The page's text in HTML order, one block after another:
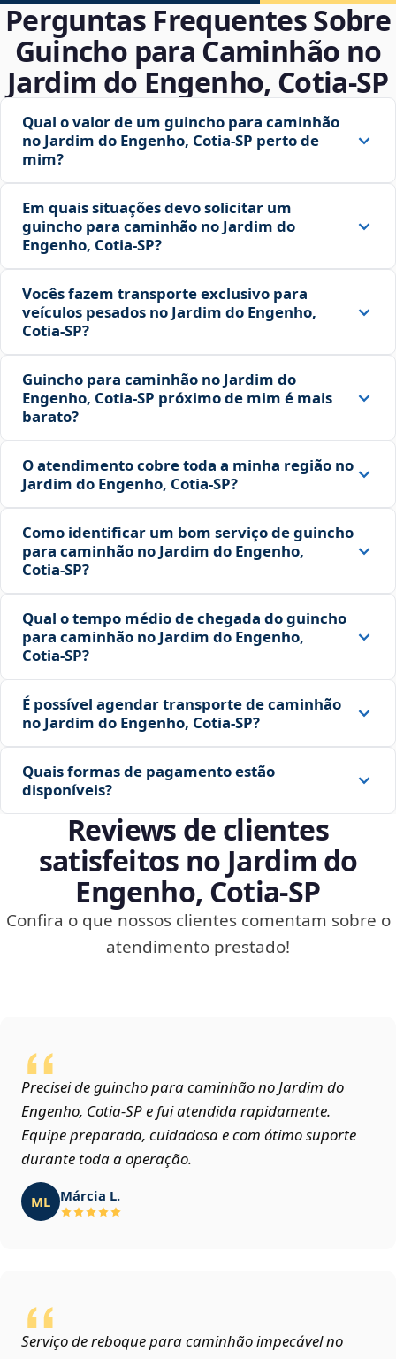
Perguntas Frequentes Sobre
Guincho para Caminhão no
Jardim do Engenho, Cotia‑SP
Qual o valor de um guincho para caminhão
no Jardim do Engenho, Cotia‑SP perto de
mim?
Em quais situações devo solicitar um
guincho para caminhão no Jardim do
Engenho, Cotia‑SP?
Vocês fazem transporte exclusivo para
veículos pesados no Jardim do Engenho,
Cotia‑SP?
Guincho para caminhão no Jardim do
Engenho, Cotia‑SP próximo de mim é mais
barato?
O atendimento cobre toda a minha região no
Jardim do Engenho, Cotia‑SP?
Como identificar um bom serviço de guincho
para caminhão no Jardim do Engenho,
Cotia‑SP?
Qual o tempo médio de chegada do guincho
para caminhão no Jardim do Engenho,
Cotia‑SP?
É possível agendar transporte de caminhão
no Jardim do Engenho, Cotia‑SP?
Quais formas de pagamento estão
disponíveis?
Reviews de clientes
satisfeitos no Jardim do
Engenho, Cotia‑SP
Confira o que nossos clientes comentam sobre o
atendimento prestado!
Precisei de guincho para caminhão no Jardim do
Engenho, Cotia‑SP e fui atendida rapidamente.
Equipe preparada, cuidadosa e com ótimo suporte
durante toda a operação.
ML Márcia L.
Serviço de reboque para caminhão impecável no